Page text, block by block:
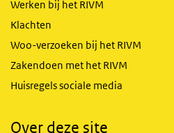
Werken bij het RIVM
Klachten
Woo-verzoeken bij het RIVM
Zakendoen met het RIVM
Huisregels sociale media
Over deze site